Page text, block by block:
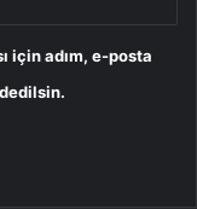
için adım, e-posta